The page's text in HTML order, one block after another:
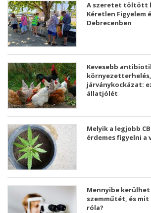
A szeretet töltött
Kéretlen Figyelem
Debrecenben
Kevesebb
járványkockázat:
állatjólét
Melyik a legjobb
érdemes figyelni a
Mennyibe kerülhet
szemműtét, és
róla?